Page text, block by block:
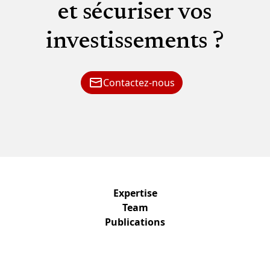
et sécuriser vos
investissements ?
Contactez-nous
Expertise
Team
Publications